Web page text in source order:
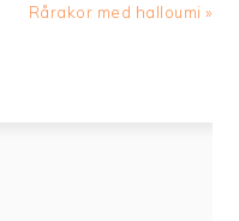
Next
Rårakor med halloumi »